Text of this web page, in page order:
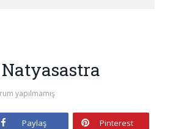
yapılmamış
Paylaş Pinterest